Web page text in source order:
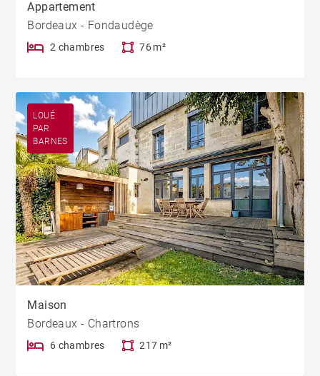
Appartement
Bordeaux - Fondaudège
2 chambres 76 m²
LOUÉ
PAR
BARNES
Maison
Bordeaux - Chartrons
6 chambres 217 m²